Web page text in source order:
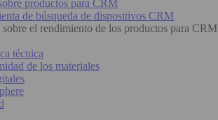
productos para CRM
de búsqueda de dispositivos CRM
el rendimiento de los productos para CRM
técnica
de los materiales